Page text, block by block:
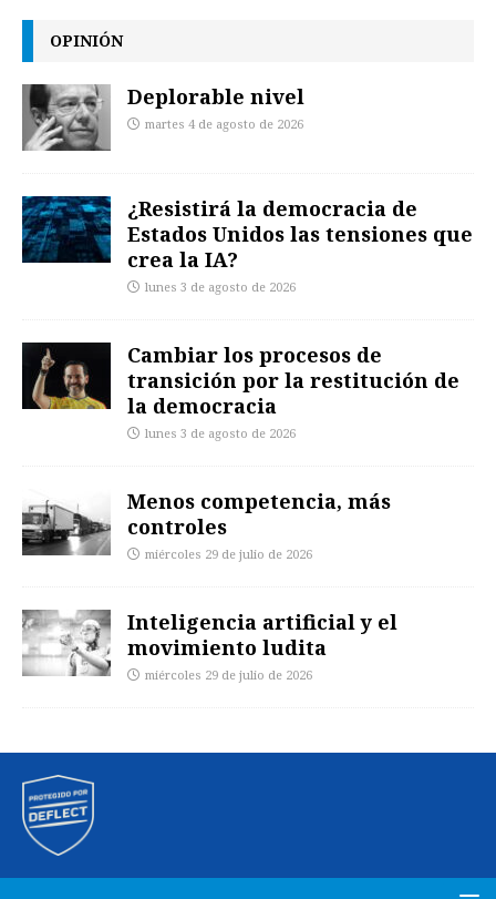
OPINIÓN
Deplorable nivel
martes 4 de agosto de 2026
¿Resistirá la democracia de
Estados Unidos las tensiones que
crea la IA?
lunes 3 de agosto de 2026
Cambiar los procesos de
transición por la restitución de
la democracia
lunes 3 de agosto de 2026
Menos competencia, más
controles
miércoles 29 de julio de 2026
Inteligencia artificial y el
movimiento ludita
miércoles 29 de julio de 2026